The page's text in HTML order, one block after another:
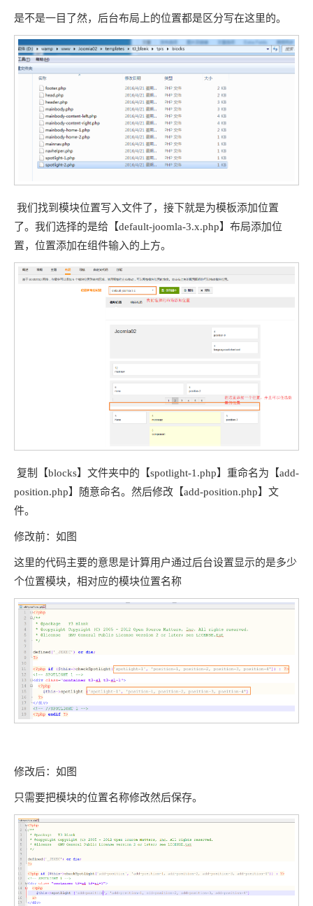
是不是一目了然，后台布局上的位置都是区分写在这里的。
我们找到模块位置写入文件了，接下就是为模板添加位置
了。我们选择的是给【default-joomla-3.x.php】布局添加位
置，位置添加在组件输入的上方。
复制【blocks】文件夹中的【spotlight-1.php】重命名为【add-
position.php】随意命名。然后修改【add-position.php】文
件。
修改前：如图
这里的代码主要的意思是计算用户通过后台设置显示的是多少
个位置模块，相对应的模块位置名称
修改后：如图
只需要把模块的位置名称修改然后保存。